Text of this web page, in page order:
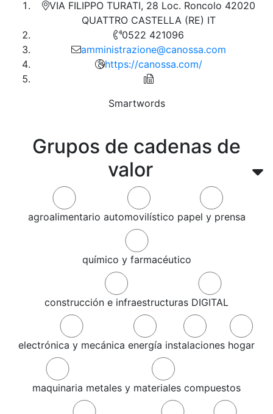
Grupos de cadenas de
valor
agroalimentario automovilístico papel y prensa
químico y farmacéutico
construcción e infraestructuras DIGITAL
electrónica y mecánica energía instalaciones hogar
maquinaria metales y materiales compuestos
VIA FILIPPO TURATI, 28 Loc. Roncolo 42020
QUATTRO CASTELLA (RE) IT
0522 421096
amministrazione@canossa.com
https://canossa.com/
Smartwords